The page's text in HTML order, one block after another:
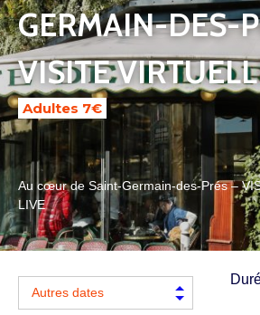
GERMAIN-DES-
VISITE
Adultes 7€
Au cœur de Saint-Germain-des-Prés –
LIVE